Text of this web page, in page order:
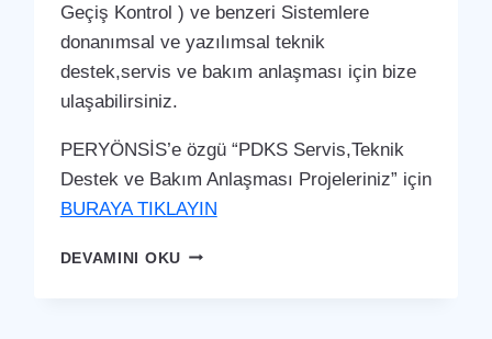
Geçiş Kontrol ) ve benzeri Sistemlere
donanımsal ve yazılımsal teknik
destek,servis ve bakım anlaşması için bize
ulaşabilirsiniz.
PERYÖNSİS’e özgü “PDKS Servis,Teknik
Destek ve Bakım Anlaşması Projeleriniz” için
BURAYA TIKLAYIN
DEVAMINI OKUGÜMÜŞHACIKÖY